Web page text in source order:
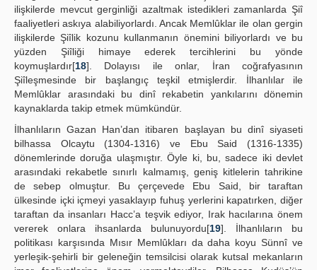
ilişkilerde mevcut gerginliği azaltmak istedikleri zamanlarda Şiî
faaliyetleri askıya alabiliyorlardı. Ancak Memlûklar ile olan gergin
ilişkilerde Şiîlik kozunu kullanmanın önemini biliyorlardı ve bu
yüzden Şiîliği himaye ederek tercihlerini bu yönde
koymuşlardır[18]. Dolayısı ile onlar, İran coğrafyasının
Şiîleşmesinde bir başlangıç teşkil etmişlerdir. İlhanlılar ile
Memlûklar arasındaki bu dinî rekabetin yankılarını dönemin
kaynaklarda takip etmek mümkündür.
İlhanlıların Gazan Han’dan itibaren başlayan bu dinî siyaseti
bilhassa Olcaytu (1304-1316) ve Ebu Said (1316-1335)
dönemlerinde doruğa ulaşmıştır. Öyle ki, bu, sadece iki devlet
arasındaki rekabetle sınırlı kalmamış, geniş kitlelerin tahrikine
de sebep olmuştur. Bu çerçevede Ebu Said, bir taraftan
ülkesinde içki içmeyi yasaklayıp fuhuş yerlerini kapatırken, diğer
taraftan da insanları Hacc’a teşvik ediyor, Irak hacılarına önem
vererek onlara ihsanlarda bulunuyordu[19]. İlhanlıların bu
politikası karşısında Mısır Memlûkları da daha koyu Sünnî ve
yerleşik-şehirli bir geleneğin temsilcisi olarak kutsal mekanların